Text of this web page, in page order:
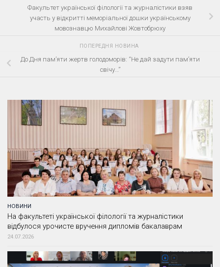
Факультет української філології та журналістики взяв
участь у відкритті меморіальної дошки українському
мовознавцю Михайлові Жовтобрюху
ПОПЕРЕДНЯ НОВИНА
До Дня пам’яти жертв голодоморів: “Не дай задути пам’яти
свічу…”
НОВИНИ
На факультеті української філології та журналістики
відбулося урочисте вручення дипломів бакалаврам
24.07.2026